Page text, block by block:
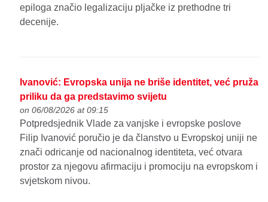
epiloga značio legalizaciju pljačke iz prethodne tri
decenije.
Ivanović: Evropska unija ne briše identitet, već pruža
priliku da ga predstavimo svijetu
on 06/08/2026 at 09:15
Potpredsjednik Vlade za vanjske i evropske poslove
Filip Ivanović poručio je da članstvo u Evropskoj uniji ne
znači odricanje od nacionalnog identiteta, već otvara
prostor za njegovu afirmaciju i promociju na evropskom i
svjetskom nivou.